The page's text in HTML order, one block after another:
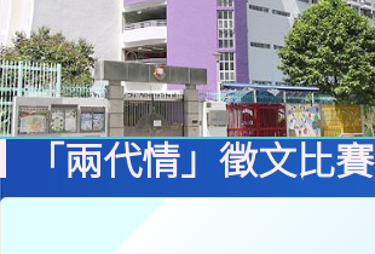
「兩代情」徵文比賽